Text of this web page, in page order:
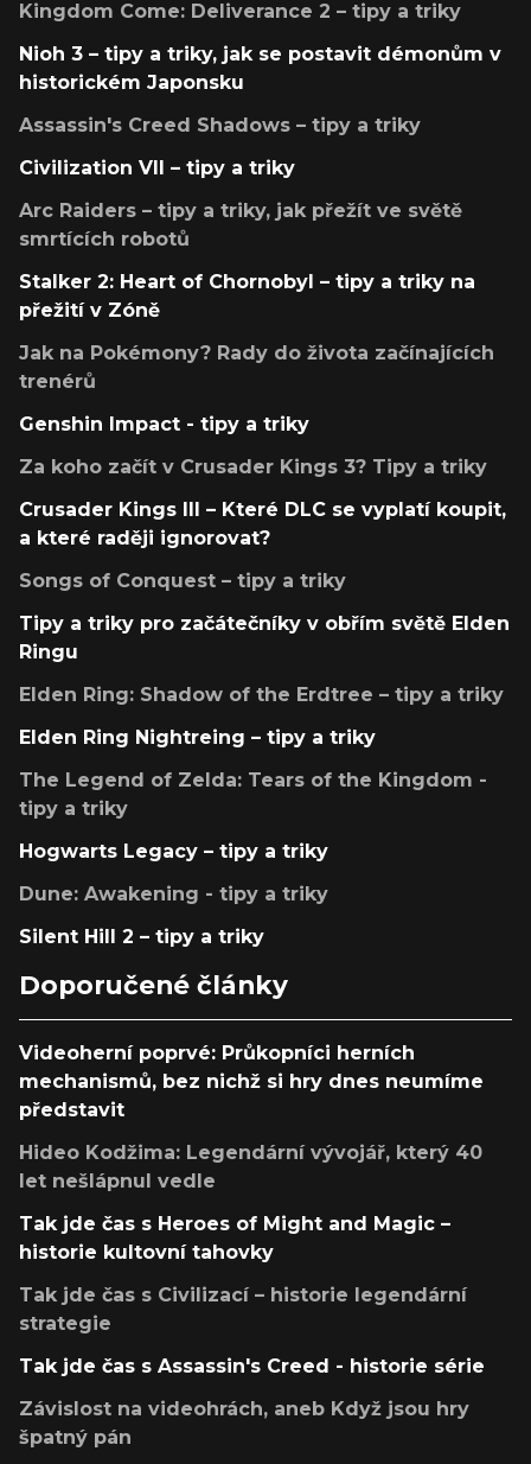
Kingdom Come: Deliverance 2 – tipy a triky
Nioh 3 – tipy a triky, jak se postavit démonům v
historickém Japonsku
Assassin's Creed Shadows – tipy a triky
Civilization VII – tipy a triky
Arc Raiders – tipy a triky, jak přežít ve světě
smrtících robotů
Stalker 2: Heart of Chornobyl – tipy a triky na
přežití v Zóně
Jak na Pokémony? Rady do života začínajících
trenérů
Genshin Impact - tipy a triky
Za koho začít v Crusader Kings 3? Tipy a triky
Crusader Kings III – Které DLC se vyplatí koupit,
a které raději ignorovat?
Songs of Conquest – tipy a triky
Tipy a triky pro začátečníky v obřím světě Elden
Ringu
Elden Ring: Shadow of the Erdtree – tipy a triky
Elden Ring Nightreing – tipy a triky
The Legend of Zelda: Tears of the Kingdom -
tipy a triky
Hogwarts Legacy – tipy a triky
Dune: Awakening - tipy a triky
Silent Hill 2 – tipy a triky
Doporučené články
Videoherní poprvé: Průkopníci herních
mechanismů, bez nichž si hry dnes neumíme
představit
Hideo Kodžima: Legendární vývojář, který 40
let nešlápnul vedle
Tak jde čas s Heroes of Might and Magic –
historie kultovní tahovky
Tak jde čas s Civilizací – historie legendární
strategie
Tak jde čas s Assassin's Creed - historie série
Závislost na videohrách, aneb Když jsou hry
špatný pán